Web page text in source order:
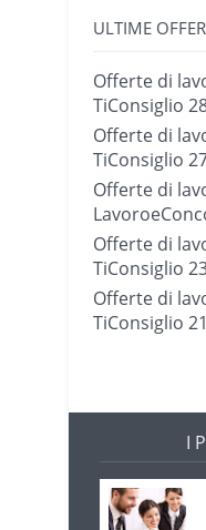
ULTIME
Offerte di
TiConsiglio
Offerte di
TiConsiglio
Offerte di
Offerte di
TiConsiglio
Offerte di
TiConsiglio
I